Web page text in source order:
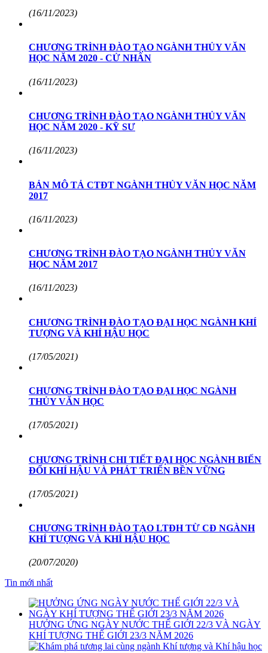
(16/11/2023)
CHƯƠNG TRÌNH ĐÀO TẠO NGÀNH THỦY VĂN
HỌC NĂM 2020 - CỬ NHÂN
(16/11/2023)
CHƯƠNG TRÌNH ĐÀO TẠO NGÀNH THỦY VĂN
HỌC NĂM 2020 - KỸ SƯ
(16/11/2023)
BẢN MÔ TẢ CTĐT NGÀNH THỦY VĂN HỌC NĂM
2017
(16/11/2023)
CHƯƠNG TRÌNH ĐÀO TẠO NGÀNH THỦY VĂN
HỌC NĂM 2017
(16/11/2023)
CHƯƠNG TRÌNH ĐÀO TẠO ĐẠI HỌC NGÀNH KHÍ
TƯỢNG VÀ KHÍ HẬU HỌC
(17/05/2021)
CHƯƠNG TRÌNH ĐÀO TẠO ĐẠI HỌC NGÀNH
THỦY VĂN HỌC
(17/05/2021)
CHƯƠNG TRÌNH CHI TIẾT ĐẠI HỌC NGÀNH BIẾN
ĐỔI KHÍ HẬU VÀ PHÁT TRIỂN BỀN VỮNG
(17/05/2021)
CHƯƠNG TRÌNH ĐÀO TẠO LTĐH TỪ CĐ NGÀNH
KHÍ TƯỢNG VÀ KHÍ HẬU HỌC
(20/07/2020)
Tin mới nhất
HƯỞNG ỨNG NGÀY NƯỚC THẾ GIỚI 22/3 VÀ NGÀY
KHÍ TƯỢNG THẾ GIỚI 23/3 NĂM 2026